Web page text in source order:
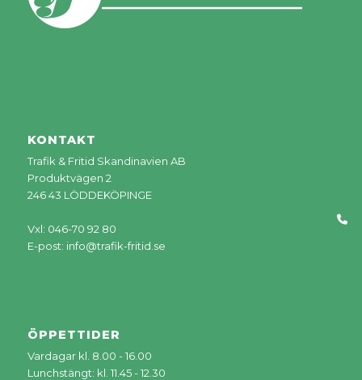
KONTAKT
Trafik & Fritid Skandinavien AB
Produktvägen 2
246 43 LÖDDEKÖPINGE
Vxl: 046-70 92 80
E-post: info@trafik-fritid.se
ÖPPETTIDER
Vardagar kl. 8.00 - 16.00
Lunchstängt: kl. 11.45 - 12.30